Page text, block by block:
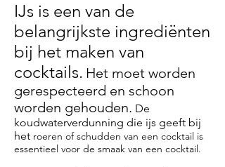
IJs is een van de
belangrijkste ingrediënten
bij het maken van
cocktails. Het moet worden
gerespecteerd en schoon
worden gehouden. De
koudwaterverdunning die ijs geeft bij
het roeren of schudden van een cocktail is
essentieel voor de smaak van een cocktail.